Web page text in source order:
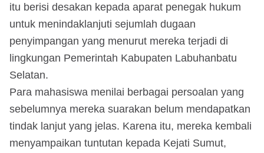
itu berisi desakan kepada aparat penegak hukum
untuk menindaklanjuti sejumlah dugaan
penyimpangan yang menurut mereka terjadi di
lingkungan Pemerintah Kabupaten Labuhanbatu
Selatan.
Para mahasiswa menilai berbagai persoalan yang
sebelumnya mereka suarakan belum mendapatkan
tindak lanjut yang jelas. Karena itu, mereka kembali
menyampaikan tuntutan kepada Kejati Sumut,